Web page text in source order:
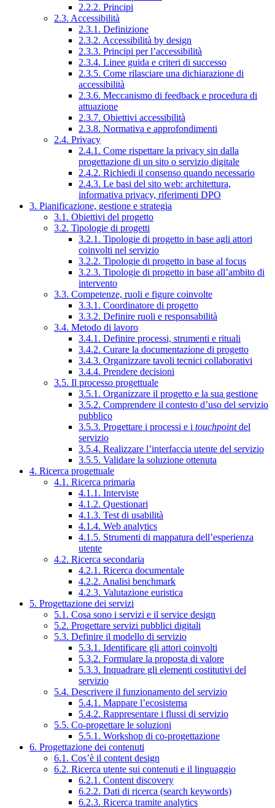
2.2.2. Principi
2.3. Accessibilità
2.3.1. Definizione
2.3.2. Accessibilità by design
2.3.3. Principi per l’accessibilità
2.3.4. Linee guida e criteri di successo
2.3.5. Come rilasciare una dichiarazione di
accessibilità
2.3.6. Meccanismo di feedback e procedura di
attuazione
2.3.7. Obiettivi accessibilità
2.3.8. Normativa e approfondimenti
2.4. Privacy
2.4.1. Come rispettare la privacy sin dalla
progettazione di un sito o servizio digitale
2.4.2. Richiedi il consenso quando necessario
2.4.3. Le basi del sito web: architettura,
informativa privacy, riferimenti DPO
3. Pianificazione, gestione e strategia
3.1. Obiettivi del progetto
3.2. Tipologie di progetti
3.2.1. Tipologie di progetto in base agli attori
coinvolti nel servizio
3.2.2. Tipologie di progetto in base al focus
3.2.3. Tipologie di progetto in base all’ambito di
intervento
3.3. Competenze, ruoli e figure coinvolte
3.3.1. Coordinatore di progetto
3.3.2. Definire ruoli e responsabilità
3.4. Metodo di lavoro
3.4.1. Definire processi, strumenti e rituali
3.4.2. Curare la documentazione di progetto
3.4.3. Organizzare tavoli tecnici collaborativi
3.4.4. Prendere decisioni
3.5. Il processo progettuale
3.5.1. Organizzare il progetto e la sua gestione
3.5.2. Comprendere il contesto d’uso del servizio
pubblico
3.5.3. Progettare i processi e i touchpointdel
servizio
3.5.4. Realizzare l’interfaccia utente del servizio
3.5.5. Validare la soluzione ottenuta
4. Ricerca progettuale
4.1. Ricerca primaria
4.1.1. Interviste
4.1.2. Questionari
4.1.3. Test di usabilità
4.1.4. Web analytics
4.1.5. Strumenti di mappatura dell’esperienza
utente
4.2. Ricerca secondaria
4.2.1. Ricerca documentale
4.2.2. Analisi benchmark
4.2.3. Valutazione euristica
5. Progettazione dei servizi
5.1. Cosa sono i servizi e il service design
5.2. Progettare servizi pubblici digitali
5.3. Definire il modello di servizio
5.3.1. Identificare gli attori coinvolti
5.3.2. Formulare la proposta di valore
5.3.3. Inquadrare gli elementi costitutivi del
servizio
5.4. Descrivere il funzionamento del servizio
5.4.1. Mappare l’ecosistema
5.4.2. Rappresentare i flussi di servizio
5.5. Co-progettare le soluzioni
5.5.1. Workshop di co-progettazione
6. Progettazione dei contenuti
6.1. Cos’è il content design
6.2. Ricerca utente sui contenuti e il linguaggio
6.2.1. Content discovery
6.2.2. Dati di ricerca (search keywords)
6.2.3. Ricerca tramite analytics